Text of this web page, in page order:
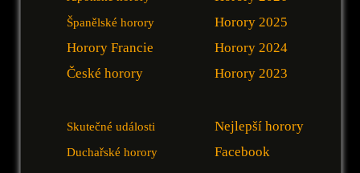
Španělské horory
Horory Francie
České horory
Horory 2025
Horory 2024
Horory 2023
Skutečné události
Duchařské horory
Nejlepší horory
Facebook